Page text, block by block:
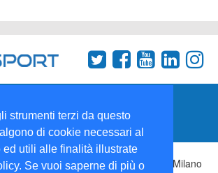
strumenti terzi da questo
di cookie necessari al
ed utili alle finalità illustrate
Se vuoi saperne di più o
© Wise Srl Via Palmanova 8 20132 Milano